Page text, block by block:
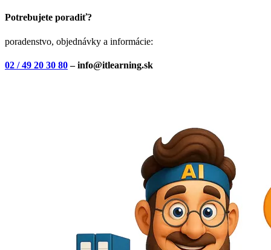
Potrebujete poradiť?
poradenstvo, objednávky a informácie:
02 / 49 20 30 80– info@itlearning.sk